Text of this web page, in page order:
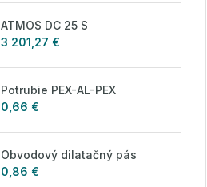
ATMOS DC 25 S
3 201,27 €
Potrubie PEX-AL-PEX
0,66 €
Obvodový dilatačný pás
0,86 €